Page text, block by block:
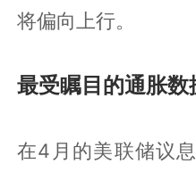
将偏向上行。
最受瞩目的通胀数
在4月的美联储议